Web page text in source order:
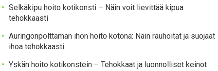
Selkäkipu hoito kotikonsti – Näin voit lievittää kipua
tehokkaasti
Auringonpolttaman ihon hoito kotona: Näin rauhoitat ja suojaat
ihoa tehokkaasti
Yskän hoito kotikonstein – Tehokkaat ja luonnolliset keinot